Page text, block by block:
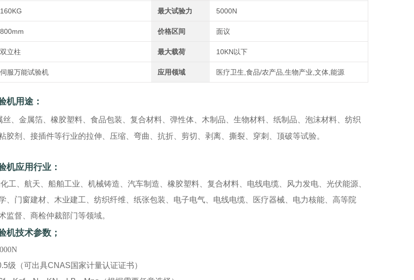
160KG 最大试验力 5000N
800mm 价格区间 面议
双立柱 最大载荷 10KN以下
伺服万能试验机 应用领域 医疗卫生,食品/农产品,生物产业,文体,能源
机用途：
丝、金属箔、橡胶塑料、食品包装、复合材料、弹性体、木制品、生物材料、纸制品、泡沫材料、纺织
胶剂、接插件等行业的拉伸、压缩、弯曲、抗折、剪切、剥离、撕裂、穿刺、顶破等试验。
机应用行业：
工、航天、船舶工业、机械铸造、汽车制造、橡胶塑料、复合材料、电线电缆、风力发电、光伏能源、
、门窗建材、木业建工、纺织纤维、纸张包装、电子电气、电线电缆、医疗器械、电力核能、高等院
监督、商检仲裁部门等领域。
机技术参数；
（可出具CNAS国家计量认证证书）